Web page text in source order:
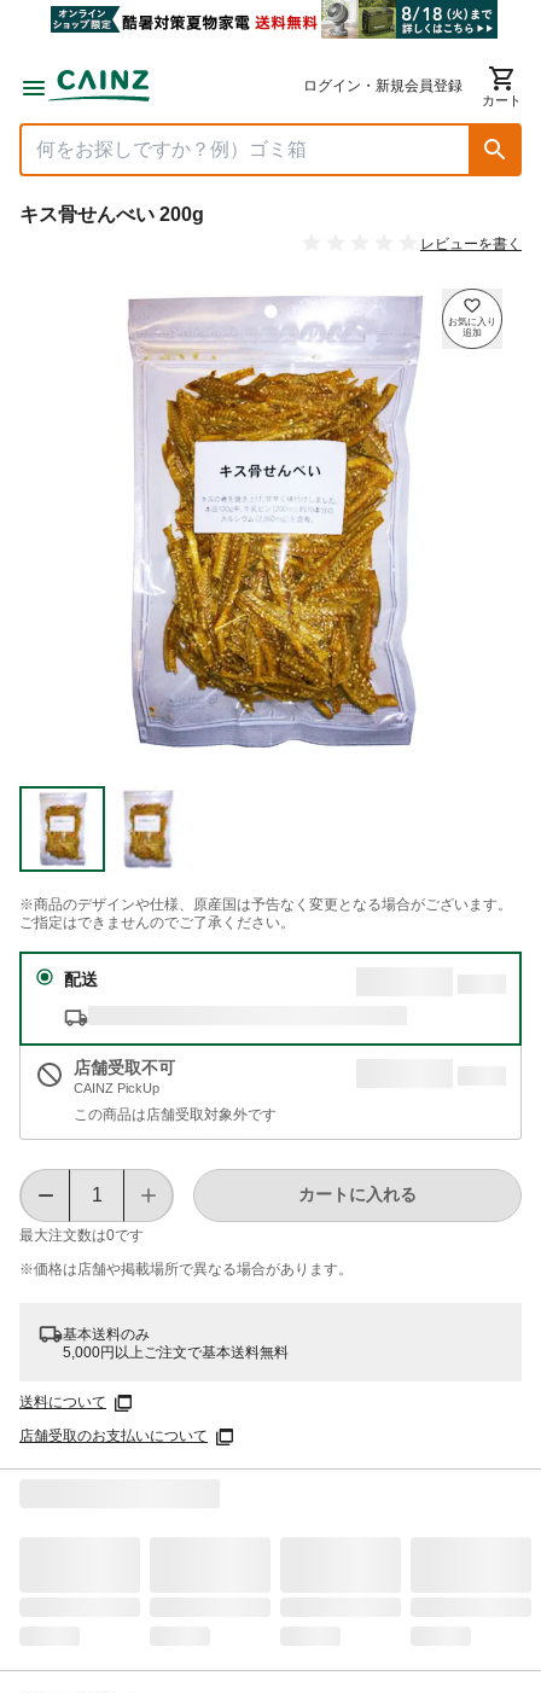
ログイン・新規会員登録
カート
キス骨せんべい 200g
レビューを書く
※商品のデザインや仕様、原産国は予告なく変更となる場合がございます。
ご指定はできませんのでご了承ください。
配送
店舗受取不可
CAINZ PickUp
この商品は店舗受取対象外です
最大注文数は0です
カートに入れる
※価格は​店舗や​掲載場所で​異なる​場合が​あります。
基本送料のみ
5,000円以上ご注文で基本送料無料
送料について
店舗受取のお支払いについて